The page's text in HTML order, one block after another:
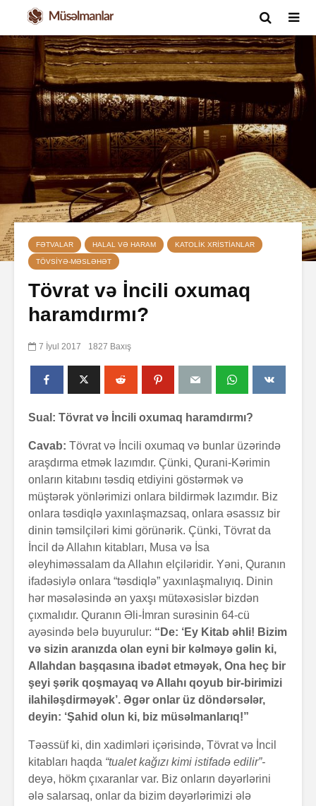
FƏTVALAR HALAL VƏ HARAM KATOLIK XRISTIANLAR
TÖVSIYƏ-MƏSLƏHƏT
Tövrat və İncili oxumaq
haramdırmı?
7 İyul 2017 1827 Baxış
Sual: Tövrat və İncili oxumaq haramdırmı?
Cavab: Tövrat və İncili oxumaq və bunlar üzərində
araşdırma etmək lazımdır. Çünki, Qurani-Kərimin
onların kitabını təsdiq etdiyini göstərmək və
müştərək yönlərimizi onlara bildirmək lazımdır. Biz
onlara təsdiqlə yaxınlaşmazsaq, onlara əsassız bir
dinin təmsilçiləri kimi görünərik. Çünki, Tövrat da
İncil də Allahın kitabları, Musa və İsa
əleyhiməssalam da Allahın elçiləridir. Yəni, Quranın
ifadəsiylə onlara “təsdiqlə” yaxınlaşmalıyıq. Dinin
hər məsələsində ən yaxşı mütəxəsislər bizdən
çıxmalıdır. Quranın Əli-İmran surəsinin 64-cü
ayəsində belə buyurulur: “De: ‘Ey Kitab əhli! Bizim
və sizin aranızda olan eyni bir kəlməyə gəlin ki,
Allahdan başqasına ibadət etməyək, Ona heç bir
şeyi şərik qoşmayaq və Allahı qoyub bir-birimizi
ilahiləşdirməyək’. Əgər onlar üz döndərsələr,
deyin: ‘Şahid olun ki, biz müsəlmanlarıq!”
Təəssüf ki, din xadimləri içərisində, Tövrat və İncil
kitabları haqda “tualet kağızı kimi istifadə edilir”-
deyə, hökm çıxaranlar var. Biz onların dəyərlərini
ələ salarsaq, onlar da bizim dəyərlərimizi ələ